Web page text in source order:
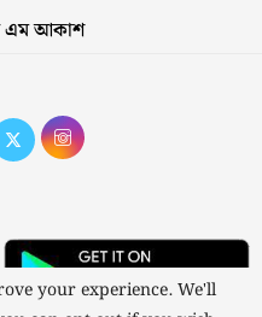
এম আকাশ
your experience. We'll